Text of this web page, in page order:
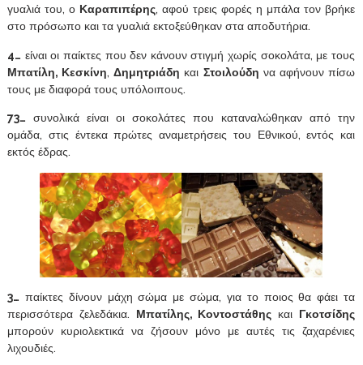
γυαλιά του, ο Καραπιπέρης, αφού τρεις φορές η μπάλα τον βρήκε
στο πρόσωπο και τα γυαλιά εκτοξεύθηκαν στα αποδυτήρια.
4… είναι οι παίκτες που δεν κάνουν στιγμή χωρίς σοκολάτα, με τους
Μπατίλη, Κεσκίνη,Δημητριάδη και Στοιλούδη να αφήνουν πίσω
τους με διαφορά τους υπόλοιπους.
73… συνολικά είναι οι σοκολάτες που καταναλώθηκαν από την
ομάδα, στις έντεκα πρώτες αναμετρήσεις του Εθνικού, εντός και
εκτός έδρας.
3… παίκτες δίνουν μάχη σώμα με σώμα, για το ποιος θα φάει τα
περισσότερα ζελεδάκια. Μπατίλης, Κοντοστάθης και Γκοτσίδης
μπορούν κυριολεκτικά να ζήσουν μόνο με αυτές τις ζαχαρένιες
λιχουδιές.